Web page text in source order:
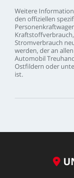
Weitere
den offiziellen
Kraftstoffverbrauch,
Stromverbrauch
werden, deran allen
Automobil
Ostfildern oder
ist.